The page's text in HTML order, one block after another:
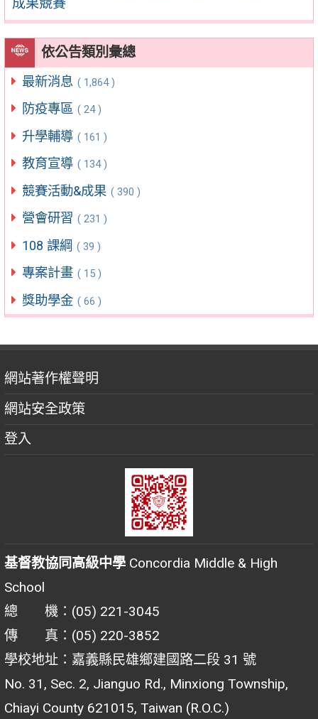
依公告類別彙總
最新消息 ( 1,864 )
防疫專區 ( 24 )
升學輔導 ( 161 )
教育宣導 ( 134 )
競賽活動&成果 ( 390 )
營會研習 ( 231 )
108 課綱 ( 39 )
專案計畫 ( 15 )
獎助學金 ( 66 )
網站著作權聲明
網站安全政策
登入
基督教協同高級中學 Concordia Middle & High
School
總 機：(05) 221-3045
傳 真：(05) 220-3852
學校地址：嘉義縣民雄鄉建國路二段 31 號
No. 31, Sec. 2, Jianguo Rd., Minxiong Township,
Chiayi County 621015, Taiwan (R.O.C.)